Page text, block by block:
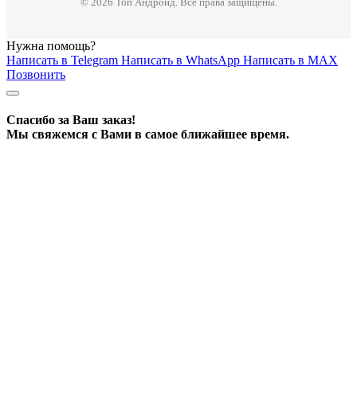
Нужна помощь?
Написать в Telegram Написать в WhatsApp Написать в MAX
Позвонить
Спасибо за Ваш заказ!
Мы свяжемся с Вами в самое ближайшее время.